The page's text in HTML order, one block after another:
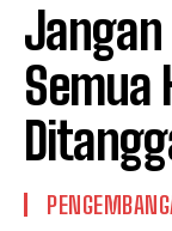
Semua